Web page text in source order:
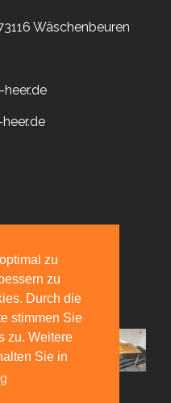
zu
zu
Durch die
stimmen Sie
zu. Weitere
Sie in
Wäschenbeuren